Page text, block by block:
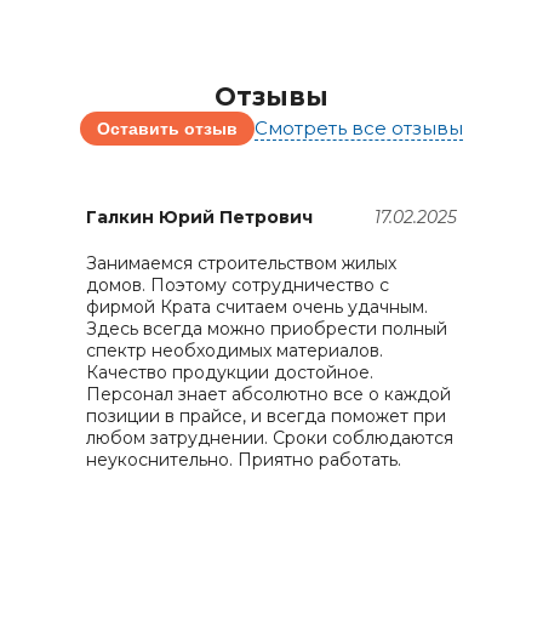
Отзывы
Оставить отзыв Смотреть все отзывы
Галкин Юрий Петрович 17.02.2025
Занимаемся строительством жилых
домов. Поэтому сотрудничество с
фирмой Крата считаем очень удачным.
Здесь всегда можно приобрести полный
спектр необходимых материалов.
Качество продукции достойное.
Персонал знает абсолютно все о каждой
позиции в прайсе, и всегда поможет при
любом затруднении. Сроки соблюдаются
неукоснительно. Приятно работать.